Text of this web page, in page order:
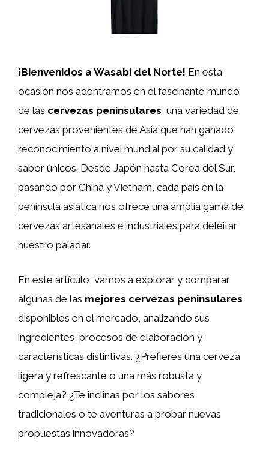
¡Bienvenidos a Wasabi del Norte! En esta
ocasión nos adentramos en el fascinante mundo
de las cervezas peninsulares, una variedad de
cervezas provenientes de Asia que han ganado
reconocimiento a nivel mundial por su calidad y
sabor únicos. Desde Japón hasta Corea del Sur,
pasando por China y Vietnam, cada país en la
península asiática nos ofrece una amplia gama de
cervezas artesanales e industriales para deleitar
nuestro paladar.
En este artículo, vamos a explorar y comparar
algunas de las mejores cervezas peninsulares
disponibles en el mercado, analizando sus
ingredientes, procesos de elaboración y
características distintivas. ¿Prefieres una cerveza
ligera y refrescante o una más robusta y
compleja? ¿Te inclinas por los sabores
tradicionales o te aventuras a probar nuevas
propuestas innovadoras?